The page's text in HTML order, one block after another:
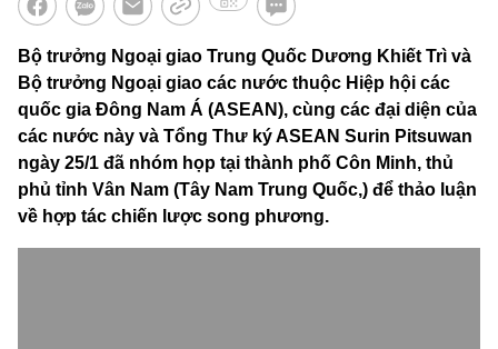
Bộ trưởng Ngoại giao Trung Quốc Dương Khiết Trì và
Bộ trưởng Ngoại giao các nước thuộc Hiệp hội các
quốc gia Đông Nam Á (ASEAN), cùng các đại diện của
các nước này và Tổng Thư ký ASEAN Surin Pitsuwan
ngày 25/1 đã nhóm họp tại thành phố Côn Minh, thủ
phủ tỉnh Vân Nam (Tây Nam Trung Quốc,) để thảo luận
về hợp tác chiến lược song phương.